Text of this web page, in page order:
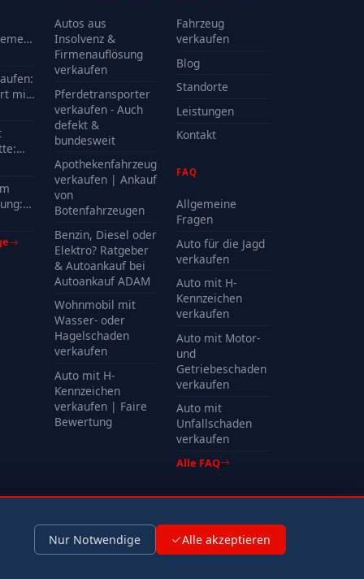
mit
Autos aus
Insolvenz &
Firmenauflösung
verkaufen
Pferdetransporter
verkaufen - Auch
defekt &
bundesweit
Apothekenfahrzeug
verkaufen | Ankauf
von
Botenfahrzeugen
Benzin, Diesel oder
Elektro? Ratgeber
& Autoankauf bei
Autoankauf ADAM
Wohnmobil mit
Wasser- oder
Hagelschaden
verkaufen
Auto mit H-
Kennzeichen
verkaufen | Faire
Bewertung
Fahrzeug
verkaufen
Blog
Standorte
Leistungen
Kontakt
FAQ
Allgemeine
Fragen
Auto für die Jagd
verkaufen
Auto mit H-
Kennzeichen
verkaufen
Auto mit Motor-
und
Getriebeschaden
verkaufen
Auto mit
Unfallschaden
verkaufen
Alle FAQ
Nur Notwendige Alle akzeptieren